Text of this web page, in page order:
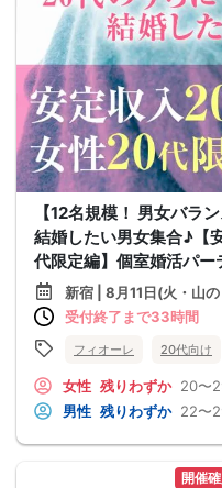
【12名規模！ 男女バラ
結婚したい男女集合♪【
代限定編】個室婚活パー
新宿 | 8月11日(火・山
受付終了まで33時間
フィオーレ 20代向け
女性 残りわずか 20〜
男性 残りわずか 22〜
開催